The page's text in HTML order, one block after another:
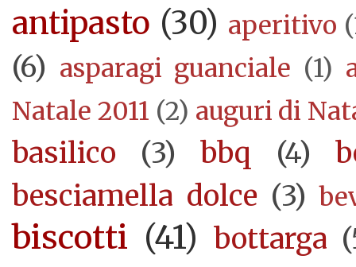
antipasto (30) aperitivo
(6) asparagi guanciale (1)
Natale 2011 (2) auguri di
basilico (3) bbq (4)
besciamella dolce (3)
biscotti (41) bottarga